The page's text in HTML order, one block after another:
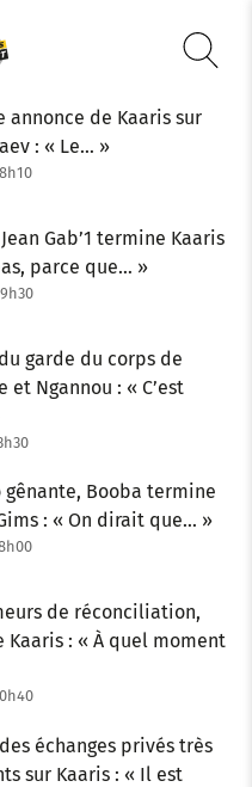
annonce de Kaaris sur
: « Le… »
Gab’1 termine Kaaris
parce que… »
garde du corps de
et Ngannou : « C’est
gênante, Booba termine
: « On dirait que… »
de réconciliation,
Kaaris : « À quel moment
échanges privés très
sur Kaaris : « Il est